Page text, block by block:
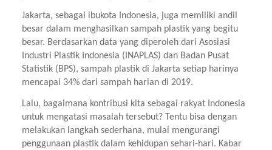
Jakarta, sebagai ibukota Indonesia, juga memiliki andil
besar dalam menghasilkan sampah plastik yang begitu
besar. Berdasarkan data yang diperoleh dari Asosiasi
Industri Plastik Indonesia (INAPLAS) dan Badan Pusat
Statistik (BPS), sampah plastik di Jakarta setiap harinya
mencapai 34% dari sampah harian di 2019.
Lalu, bagaimana kontribusi kita sebagai rakyat Indonesia
untuk mengatasi masalah tersebut? Tentu bisa dengan
melakukan langkah sederhana, mulai mengurangi
penggunaan plastik dalam kehidupan sehari-hari. Kabar